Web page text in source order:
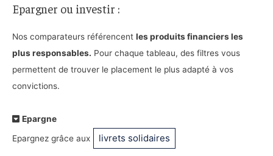
Epargner ou investir :
Nos comparateurs référencent les produits financiers les
plus responsables. Pour chaque tableau, des filtres vous
permettent de trouver le placement le plus adapté à vos
convictions.
Epargne
Epargnez grâce aux
livrets solidaires